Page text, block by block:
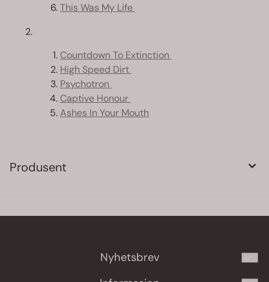
This Was My Life
Countdown To Extinction
High Speed Dirt
Psychotron
Captive Honour
Ashes In Your Mouth
Produsent
Nyhetsbrev